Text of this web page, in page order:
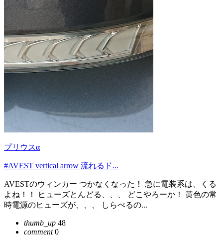
プリウスα
#AVEST vertical arrow 流れるド...
AVESTのウィンカー つかなくなった！ 急に電装系は、くる
よね！！ ヒューズとんどる、、、 どこやろーか！ 黄色の常
時電源のヒューズが、、、 しらべるの...
thumb_up 48
comment0